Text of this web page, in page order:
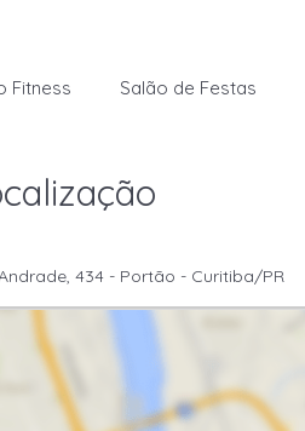
Fitness Salão de Festas
434 - Portão - Curitiba/PR